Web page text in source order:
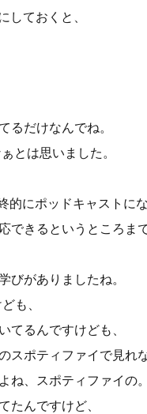
しておくと、
るだけなんでね。
とは思いました。
にポッドキャストに
できるというところま
びがありましたね。
も、
てるんですけども、
ポティファイで見れ
ね、スポティファイの。
たんですけど、